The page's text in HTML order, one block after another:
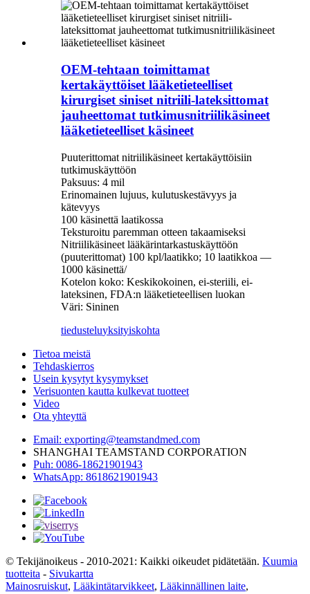
OEM-tehtaan toimittamat
kertakäyttöiset lääketieteelliset
kirurgiset siniset nitriili-lateksittomat
jauheettomat tutkimusnitriilikäsineet
lääketieteelliset käsineet
Puuterittomat nitriilikäsineet kertakäyttöisiin
tutkimuskäyttöön
Paksuus: 4 mil
Erinomainen lujuus, kulutuskestävyys ja
kätevyys
100 käsinettä laatikossa
Teksturoitu paremman otteen takaamiseksi
Nitriilikäsineet lääkärintarkastuskäyttöön
(puuterittomat) 100 kpl/laatikko; 10 laatikkoa —
1000 käsinettä/
Kotelon koko: Keskikokoinen, ei-steriili, ei-
lateksinen, FDA:n lääketieteellisen luokan
Väri: Sininen
tiedusteluyksityiskohta
Tietoa meistä
Tehdaskierros
Usein kysytyt kysymykset
Verisuonten kautta kulkevat tuotteet
Video
Ota yhteyttä
Email: exporting@teamstandmed.com
SHANGHAI TEAMSTAND CORPORATION
Puh: 0086-18621901943
WhatsApp: 8618621901943
© Tekijänoikeus - 2010-2021: Kaikki oikeudet pidätetään. Kuumia
tuotteita - Sivukartta
Mainosruiskut, Lääkintätarvikkeet, Lääkinnällinen laite,